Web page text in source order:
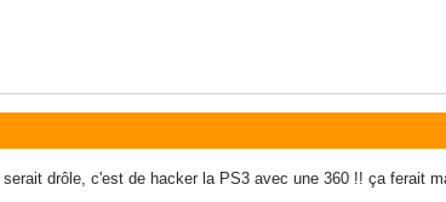
drôle, c'est de hacker la PS3 avec une 360 !! ça ferait